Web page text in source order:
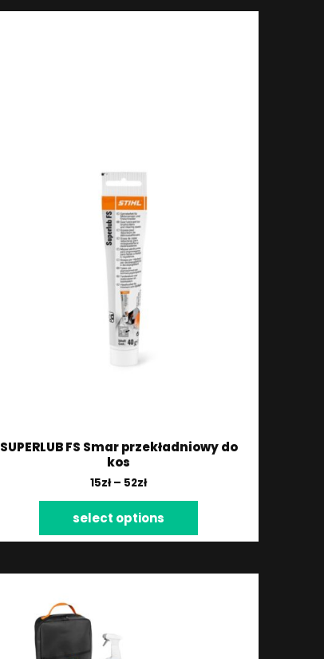
SUPERLUB FS Smar przekładniowy do
kos
15zł– 52zł
select options